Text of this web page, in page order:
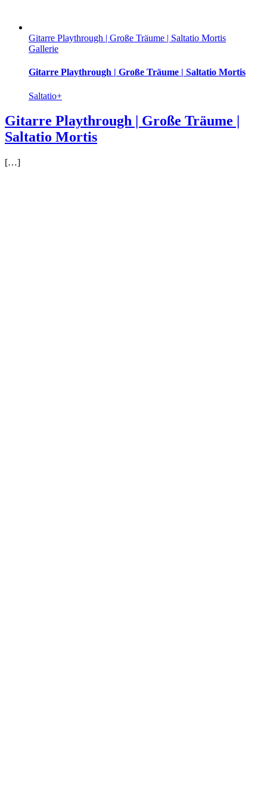
Gitarre Playthrough | Große Träume | Saltatio Mortis
Gallerie
Gitarre Playthrough | Große Träume | Saltatio Mortis
Saltatio+
Gitarre Playthrough | Große Träume |
Saltatio Mortis
[…]